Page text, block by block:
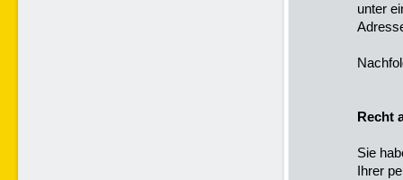
unter
Recht
Sie
Ihrer